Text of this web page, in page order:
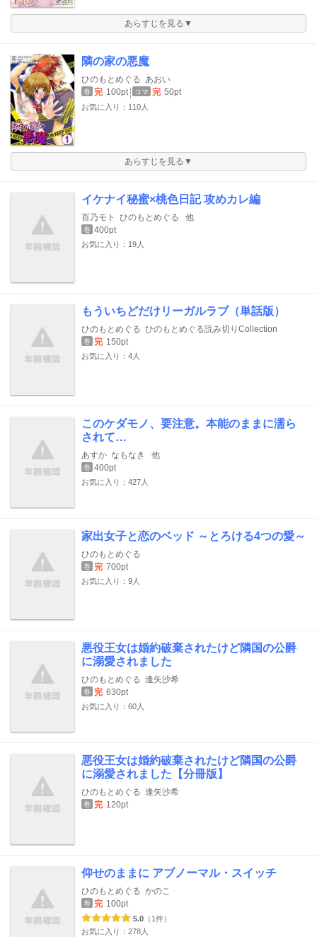
あらすじを見る▼
隣の家の悪魔
ひのもとめぐる あおい
巻 完 100pt コマ 完 50pt
お気に入り：110人
あらすじを見る▼
イケナイ秘蜜×桃色日記 攻めカレ編
百乃モト ひのもとめぐる 他
巻 400pt
お気に入り：19人
もういちどだけリーガルラブ（単話版）
ひのもとめぐる ひのもとめぐる読み切りCollection
巻 完 150pt
お気に入り：4人
このケダモノ、要注意。本能のままに濡ら
されて…
あすか なもなき 他
巻 400pt
お気に入り：427人
家出女子と恋のベッド ～とろける4つの愛～
ひのもとめぐる
巻 完 700pt
お気に入り：9人
悪役王女は婚約破棄されたけど隣国の公爵
に溺愛されました
ひのもとめぐる 逢矢沙希
巻 完 630pt
お気に入り：60人
悪役王女は婚約破棄されたけど隣国の公爵
に溺愛されました【分冊版】
ひのもとめぐる 逢矢沙希
巻 完 120pt
仰せのままに アブノーマル・スイッチ
ひのもとめぐる かのこ
巻 完 100pt
5.0 （1件）
お気に入り：278人